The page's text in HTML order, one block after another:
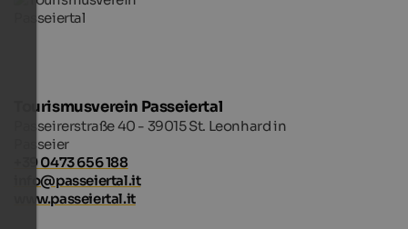
Tourismusverein Passeiertal
Passeirerstraße 40 - 39015 St. Leonhard in
Passeier
+39 0473 656 188
info@passeiertal.it
www.passeiertal.it